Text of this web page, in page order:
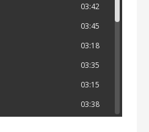
03:42
03:45
03:18
03:35
03:15
03:38